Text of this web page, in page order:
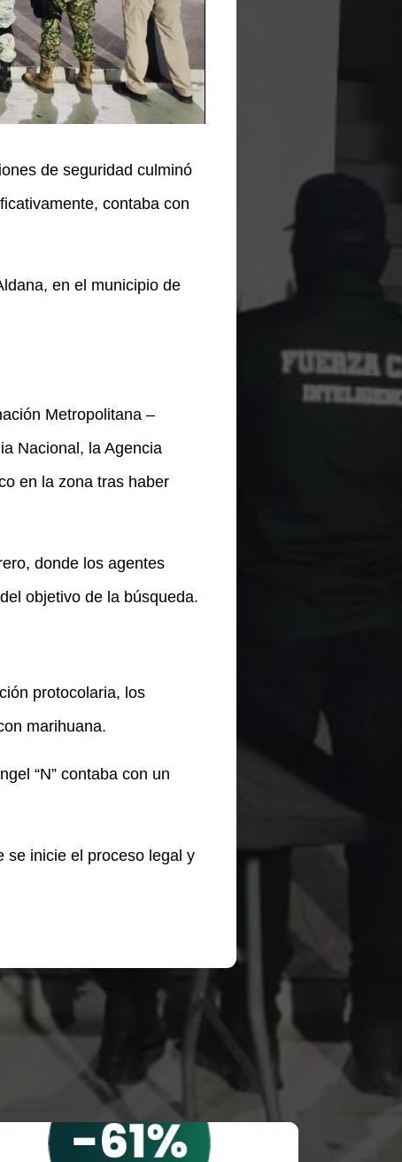
de seguridad culminó
contaba con
en el municipio de
Metropolitana –
Nacional, la Agencia
en la zona tras haber
donde los agentes
objetivo de la búsqueda.
protocolaria, los
marihuana.
“N” contaba con un
se inicie el proceso legal y